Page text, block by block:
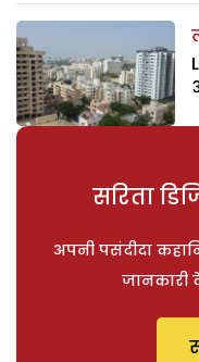
सरिता
अपनी पसंदीदा
जानकारी